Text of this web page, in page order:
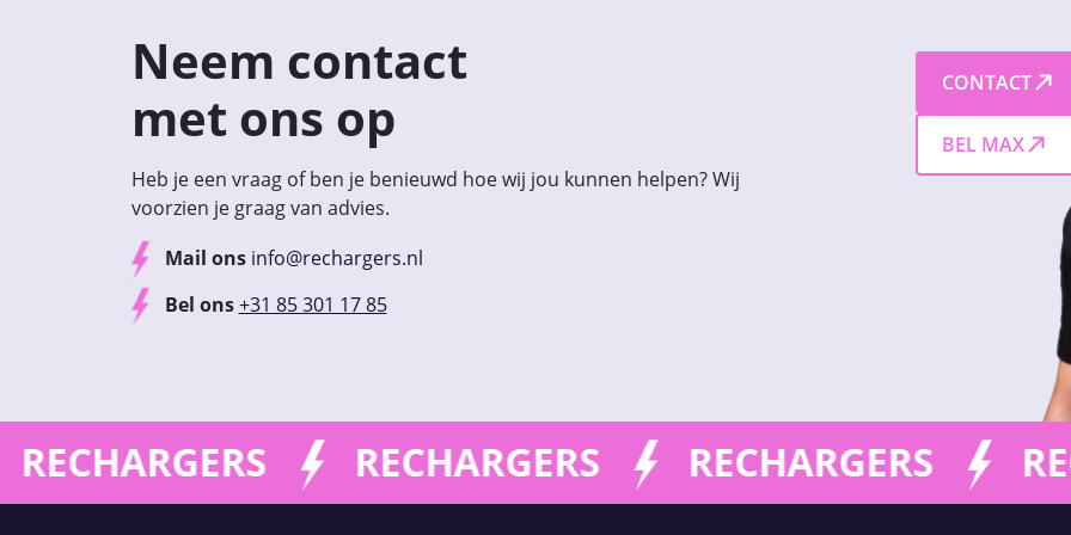
Neem contact
met ons op
Heb je een vraag of ben je benieuwd hoe wij jou kunnen helpen? Wij
voorzien je graag van advies.
Mail ons info@rechargers.nl
Bel ons +31 85 301 17 85
CONTACT
BEL MAX
RECHARGERS RECHARGERS